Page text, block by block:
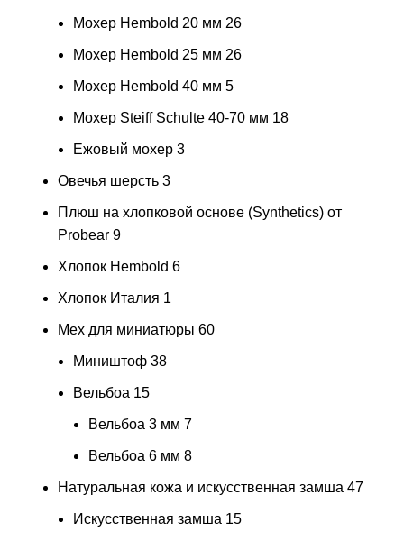
Мохер Hembold 20 мм 26
Мохер Hembold 25 мм 26
Мохер Hembold 40 мм 5
Мохер Steiff Schulte 40-70 мм 18
Ежовый мохер 3
Овечья шерсть 3
Плюш на хлопковой основе (Synthetics) от
Probear 9
Хлопок Hembold 6
Хлопок Италия 1
Мех для миниатюры 60
Миништоф 38
Вельбоа 15
Вельбоа 3 мм 7
Вельбоа 6 мм 8
Натуральная кожа и искусственная замша 47
Искусственная замша 15